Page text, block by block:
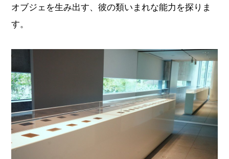
オブジェを生み出す、彼の類いまれな能力を探りま
す。